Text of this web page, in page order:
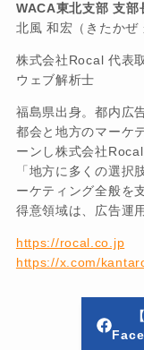
WACA東北支部 支部
北風 和宏（きたかぜ
株式会社Rocal 代表
ウェブ解析士
福島県出身。都内広
都会と地方のマーケ
ーンし株式会社
「地方に多くの選択
ーケティング全般を
得意領域は、広告運
https://rocal.co.jp
https://x.com/